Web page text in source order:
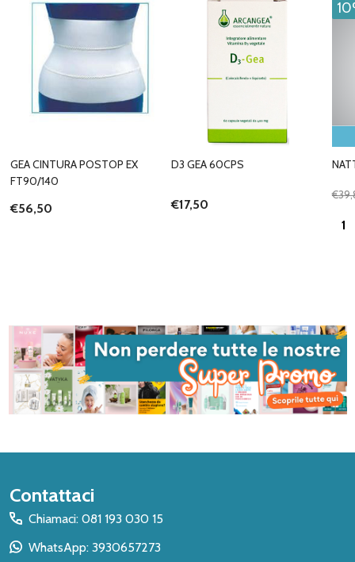
GEA CINTURA POSTOP EX
FT90/140
€56,50
D3 GEA 60CPS
€17,50
Inizio
del
piè
Contattaci
Chiamaci: 081 193 030 15
WhatsApp: 3930657273